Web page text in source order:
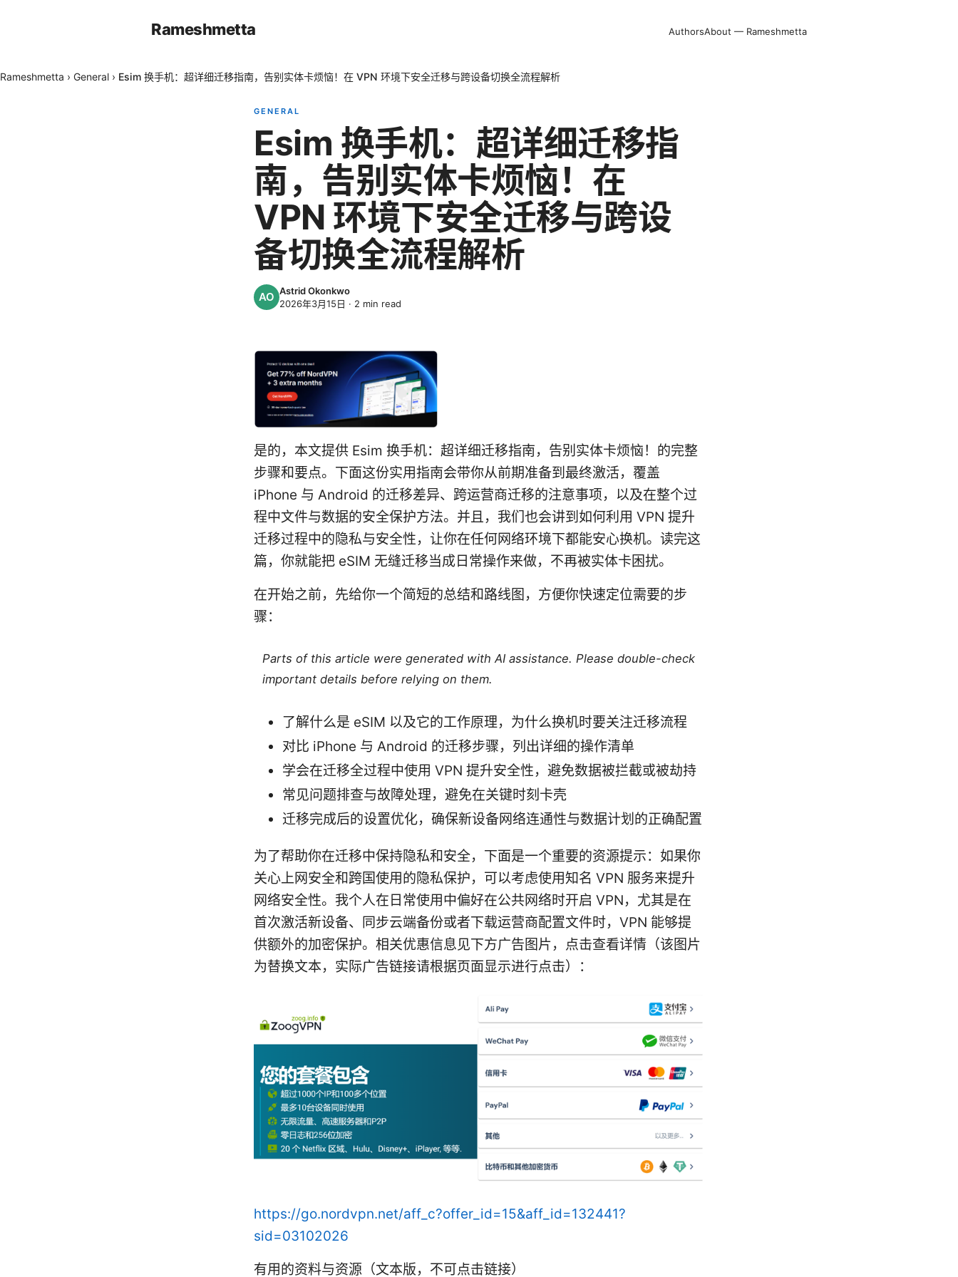
Rameshmetta AuthorsAbout — Rameshmetta
Rameshmetta › General › Esim 换手机：超详细迁移指南，告别实体卡烦恼！在 VPN 环境下安全迁移与跨设备切换全流程解析
GENERAL
Esim 换手机：超详细迁移指
南，告别实体卡烦恼！在
VPN 环境下安全迁移与跨设
备切换全流程解析
Astrid Okonkwo
2026年3月15日 · 2 min read
是的，本文提供 Esim 换手机：超详细迁移指南，告别实体卡烦恼！的完整
步骤和要点。下面这份实用指南会带你从前期准备到最终激活，覆盖
iPhone 与 Android 的迁移差异、跨运营商迁移的注意事项，以及在整个过
程中文件与数据的安全保护方法。并且，我们也会讲到如何利用 VPN 提升
迁移过程中的隐私与安全性，让你在任何网络环境下都能安心换机。读完这
篇，你就能把 eSIM 无缝迁移当成日常操作来做，不再被实体卡困扰。
在开始之前，先给你一个简短的总结和路线图，方便你快速定位需要的步
骤：
Parts of this article were generated with AI assistance. Please double-check
important details before relying on them.
了解什么是 eSIM 以及它的工作原理，为什么换机时要关注迁移流程
对比 iPhone 与 Android 的迁移步骤，列出详细的操作清单
学会在迁移全过程中使用 VPN 提升安全性，避免数据被拦截或被劫持
常见问题排查与故障处理，避免在关键时刻卡壳
迁移完成后的设置优化，确保新设备网络连通性与数据计划的正确配置
为了帮助你在迁移中保持隐私和安全，下面是一个重要的资源提示：如果你
关心上网安全和跨国使用的隐私保护，可以考虑使用知名 VPN 服务来提升
网络安全性。我个人在日常使用中偏好在公共网络时开启 VPN，尤其是在
首次激活新设备、同步云端备份或者下载运营商配置文件时，VPN 能够提
供额外的加密保护。相关优惠信息见下方广告图片，点击查看详情（该图片
为替换文本，实际广告链接请根据页面显示进行点击）：
https://go.nordvpn.net/aff_c?offer_id=15&aff_id=132441?
sid=03102026
有用的资料与资源（文本版，不可点击链接）